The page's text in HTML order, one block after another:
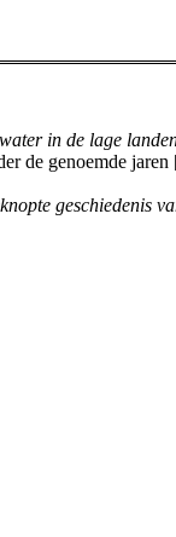
in de lage
de genoemde
geschiedenis